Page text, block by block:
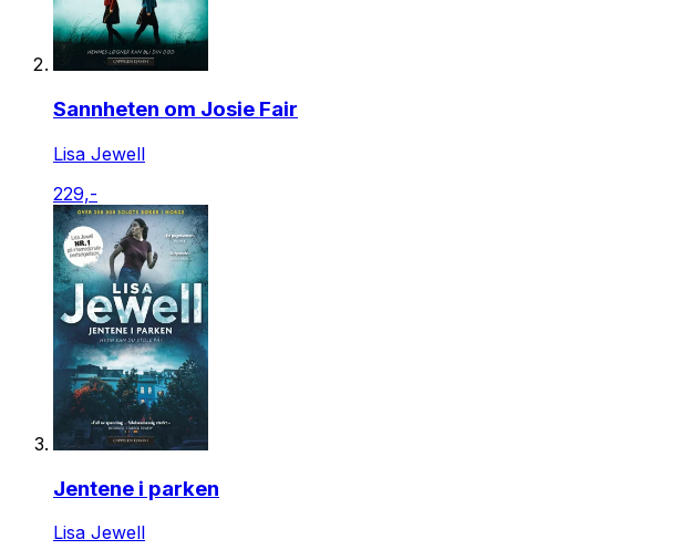
Sannheten om Josie Fair
Lisa Jewell
229,-
Jentene i parken
Lisa Jewell